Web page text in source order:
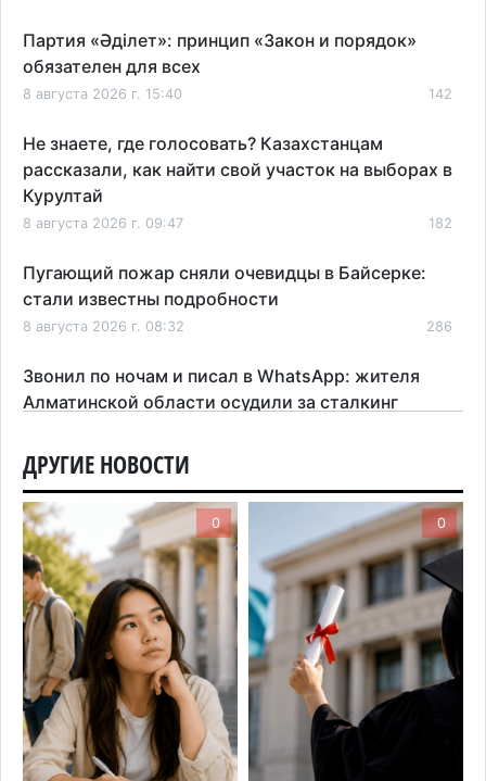
Партия «Әділет»: принцип «Закон и порядок»
обязателен для всех
8 августа 2026 г. 15:40 142
Не знаете, где голосовать? Казахстанцам
рассказали, как найти свой участок на выборах в
Курултай
8 августа 2026 г. 09:47 182
Пугающий пожар сняли очевидцы в Байсерке:
стали известны подробности
8 августа 2026 г. 08:32 286
Звонил по ночам и писал в WhatsApp: жителя
Алматинской области осудили за сталкинг
На фоне строительного бума в Алматинской
области приостановили лицензии 149 компаний
7 августа 2026 г. 16:57 171
Казахстанские абитуриенты узнали, кто получил
образовательные гранты
7 августа 2026 г. 15:24 227
Онкопациентов в Алматинской области лечат в
морских контейнерах
7 августа 2026 г. 11:24
ДРУГИЕ НОВОСТИ
0 0